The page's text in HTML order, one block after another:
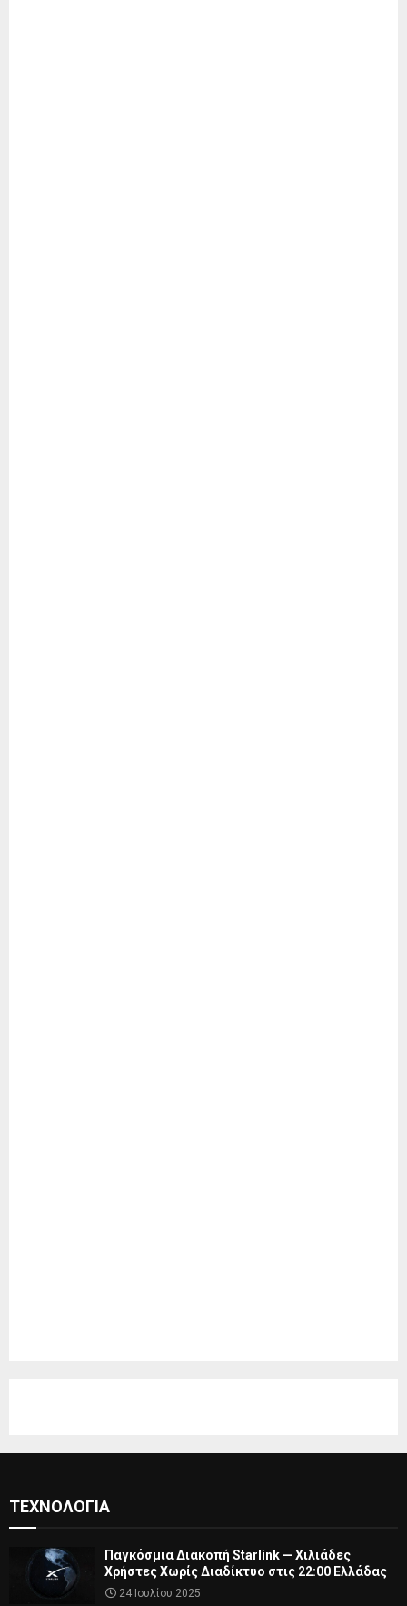
ΤΕΧΝΟΛΟΓΊΑ
Παγκόσμια Διακοπή Starlink — Χιλιάδες
Χρήστες Χωρίς Διαδίκτυο στις 22:00 Ελλάδας
24 Ιουλίου 2025